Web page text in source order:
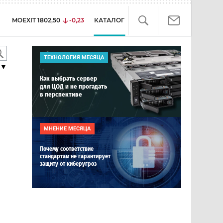
MOEXIT 1802,50 -0,23 КАТАЛОГ
ТЕХНОЛОГИЯ МЕСЯЦА
Как выбрать сервер
для ЦОД и не прогадать
в перспективе
МНЕНИЕ МЕСЯЦА
Почему соответствие
стандартам не гарантирует
защиту от киберугроз